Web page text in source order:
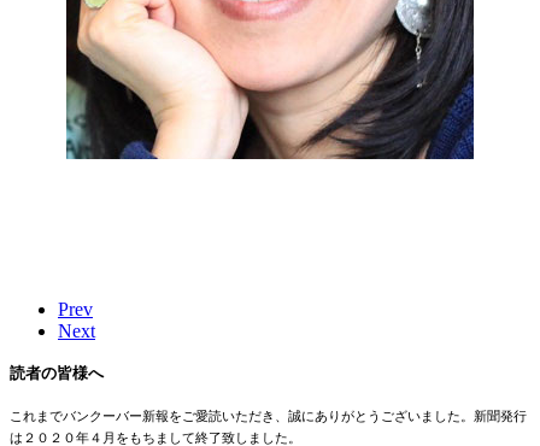
Prev
Next
読者の皆様へ
これまでバンクーバー新報をご愛読いただき、誠にありがとうございました。新聞発行
は２０２０年４月をもちまして終了致しました。